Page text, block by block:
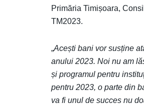
Primăria Timișoara,
TM2023.
„Acești bani vor susține
anului 2023. Noi nu am
și programul pentru
pentru 2023, o parte din
va fi unul de succes nu